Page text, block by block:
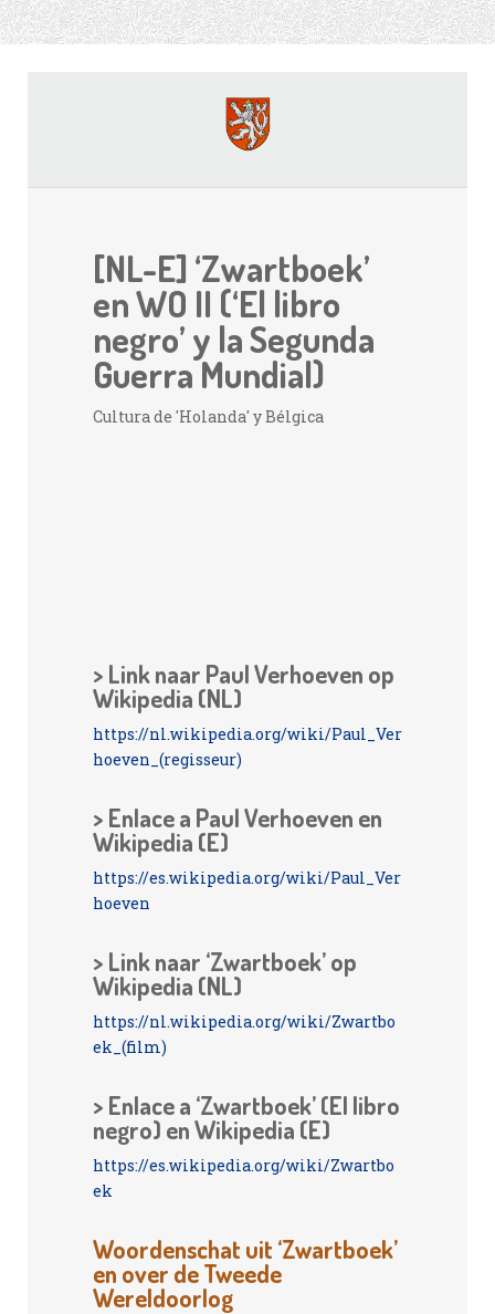
[NL-E] ‘Zwartboek’
en WO II (‘El libro
negro’ y la Segunda
Guerra Mundial)
Cultura de 'Holanda' y Bélgica
> Link naar Paul Verhoeven op
Wikipedia (NL)
https://nl.wikipedia.org/wiki/Paul_Ver
hoeven_(regisseur)
> Enlace a Paul Verhoeven en
Wikipedia (E)
https://es.wikipedia.org/wiki/Paul_Ver
hoeven
> Link naar ‘Zwartboek’ op
Wikipedia (NL)
https://nl.wikipedia.org/wiki/Zwartbo
ek_(film)
> Enlace a ‘Zwartboek’ (El libro
negro) en Wikipedia (E)
https://es.wikipedia.org/wiki/Zwartbo
ek
Woordenschat uit ‘Zwartboek’
en over de Tweede
Wereldoorlog